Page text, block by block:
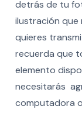
detrás de tu
ilustración que
quieres
recuerda que
elemento
necesitarás
computadora